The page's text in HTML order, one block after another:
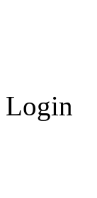
Login